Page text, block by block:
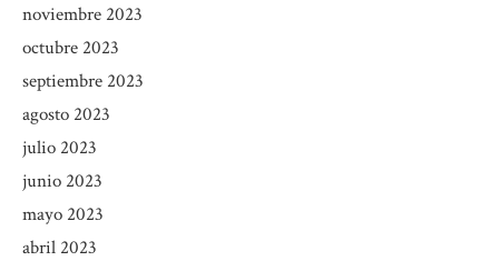
noviembre 2023
octubre 2023
septiembre 2023
agosto 2023
julio 2023
junio 2023
mayo 2023
abril 2023